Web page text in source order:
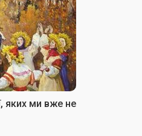
яких ми вже не